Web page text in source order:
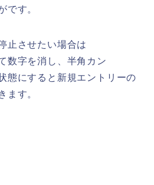
です。
止させたい場合は
数字を消し、半角カン
にすると新規エントリーの
ます。